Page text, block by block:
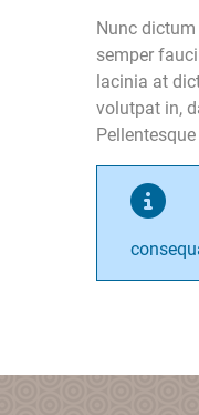
Nunc
semper
lacinia at
volutpat in,